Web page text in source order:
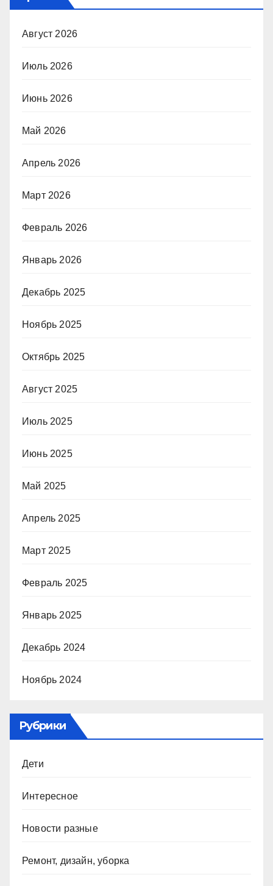
Август 2026
Июль 2026
Июнь 2026
Май 2026
Апрель 2026
Март 2026
Февраль 2026
Январь 2026
Декабрь 2025
Ноябрь 2025
Октябрь 2025
Август 2025
Июль 2025
Июнь 2025
Май 2025
Апрель 2025
Март 2025
Февраль 2025
Январь 2025
Декабрь 2024
Ноябрь 2024
Рубрики
Дети
Интересное
Новости разные
Ремонт, дизайн, уборка